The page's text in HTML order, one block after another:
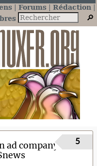
Forums
Rédaction
ad company
5